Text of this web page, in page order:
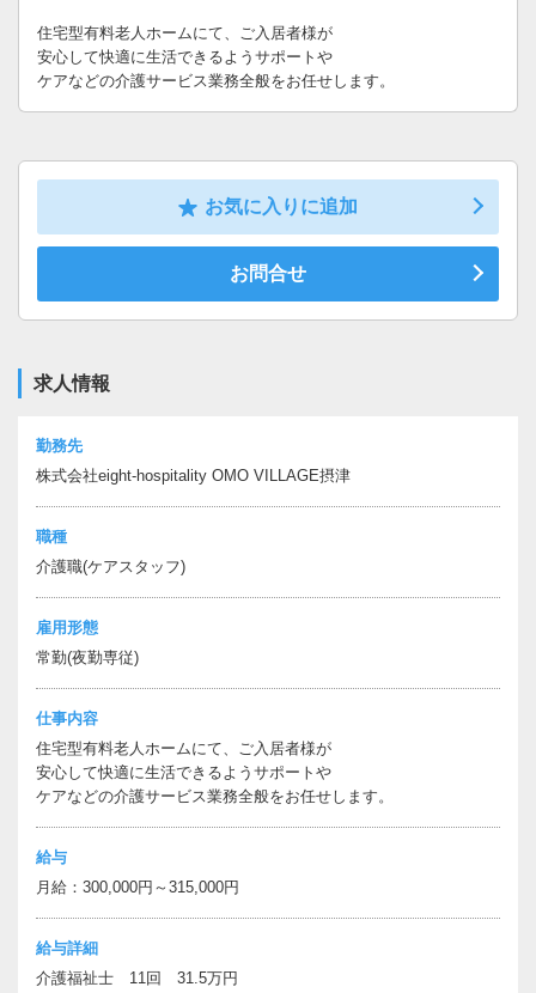
住宅型有料老人ホームにて、ご入居者様が
安心して快適に生活できるようサポートや
ケアなどの介護サービス業務全般をお任せします。
お気に入りに追加
お問合せ
求人情報
勤務先
株式会社eight-hospitality OMO VILLAGE摂津
職種
介護職(ケアスタッフ)
雇用形態
常勤(夜勤専従)
仕事内容
住宅型有料老人ホームにて、ご入居者様が
安心して快適に生活できるようサポートや
ケアなどの介護サービス業務全般をお任せします。
給与
月給：300,000円～315,000円
給与詳細
介護福祉士 11回 31.5万円